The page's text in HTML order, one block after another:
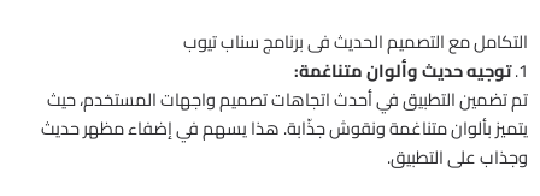
التكامل مع التصميم الحديث فى برنامج سناب تيوب
1. توجيه حديث وألوان متناغمة:
تم تضمين التطبيق في أحدث اتجاهات تصميم واجهات المستخدم، حيث
يتميز بألوان متناغمة ونقوش جذّابة. هذا يسهم في إضفاء مظهر حديث
وجذاب على التطبيق.